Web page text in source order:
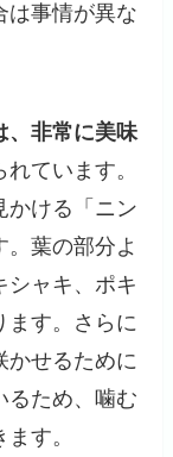
は事情が異な
、非常に美味
れています。
かける「ニン
葉の部分よ
シャキ、ポキ
ます。さらに
かせるために
るため、噛む
す。